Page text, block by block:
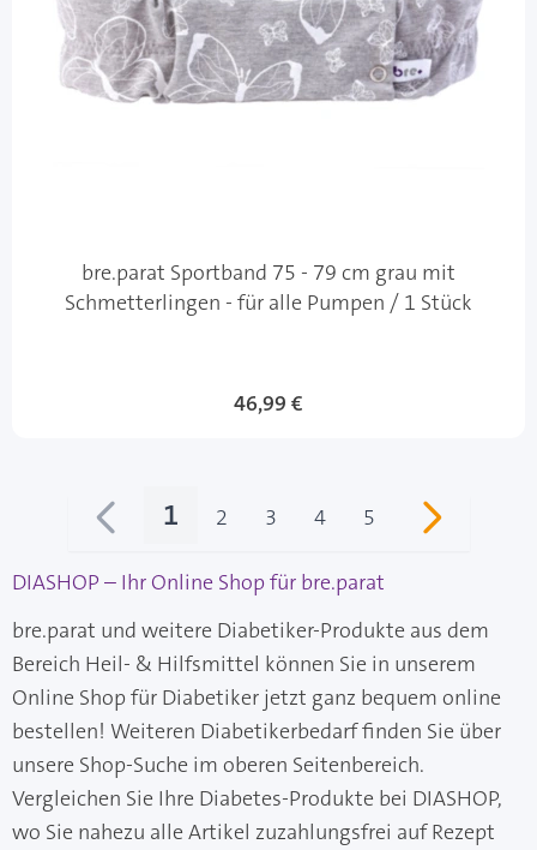
bre.parat Sportband 75 - 79 cm grau mit
Schmetterlingen - für alle Pumpen / 1 Stück
46,99 €
Sie lesen gerade Seite
1 Seite
2 Seite
3 Seite
4 Seite
5
DIASHOP – Ihr Online Shop für bre.parat
bre.parat und weitere Diabetiker-Produkte aus dem
Bereich Heil- & Hilfsmittel können Sie in unserem
Online Shop für Diabetiker jetzt ganz bequem online
bestellen! Weiteren Diabetikerbedarf finden Sie über
unsere Shop-Suche im oberen Seitenbereich.
Vergleichen Sie Ihre Diabetes-Produkte bei DIASHOP,
wo Sie nahezu alle Artikel zuzahlungsfrei auf Rezept